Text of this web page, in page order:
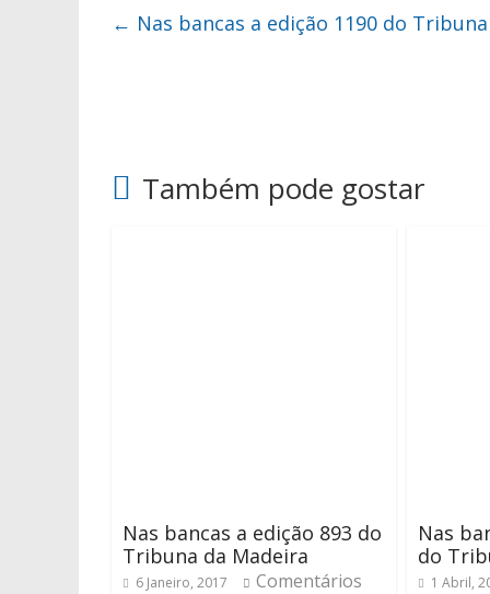
← Nas bancas a edição 1190 do
Também pode gostar
Nas bancas a edição 893 do
Tribuna da Madeira
6 Janeiro, 2017
Comentários
Nas
do
1 Abril,